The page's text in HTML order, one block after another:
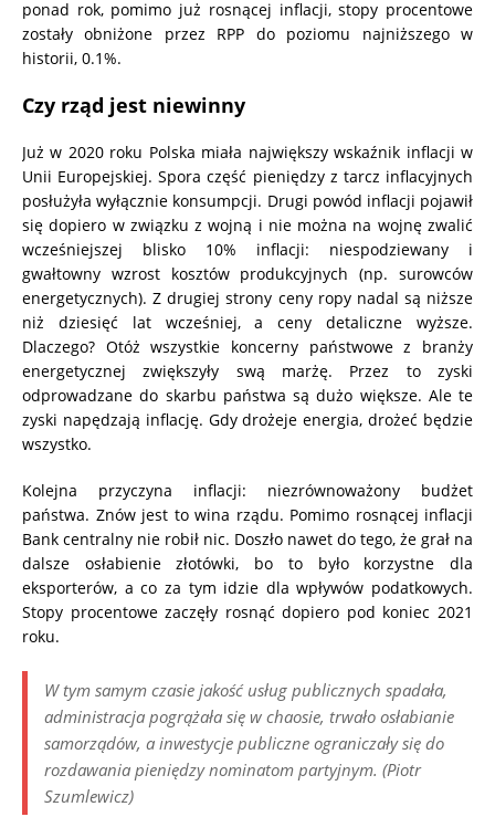
ponad rok, pomimo już rosnącej inflacji, stopy procentowe
zostały obniżone przez RPP do poziomu najniższego w
historii, 0.1%.
Czy rząd jest niewinny
Już w 2020 roku Polska miała największy wskaźnik inflacji w
Unii Europejskiej. Spora część pieniędzy z tarcz inflacyjnych
posłużyła wyłącznie konsumpcji. Drugi powód inflacji pojawił
się dopiero w związku z wojną i nie można na wojnę zwalić
wcześniejszej blisko 10% inflacji: niespodziewany i
gwałtowny wzrost kosztów produkcyjnych (np. surowców
energetycznych). Z drugiej strony ceny ropy nadal są niższe
niż dziesięć lat wcześniej, a ceny detaliczne wyższe.
Dlaczego? Otóż wszystkie koncerny państwowe z branży
energetycznej zwiększyły swą marżę. Przez to zyski
odprowadzane do skarbu państwa są dużo większe. Ale te
zyski napędzają inflację. Gdy drożeje energia, drożeć będzie
wszystko.
Kolejna przyczyna inflacji: niezrównoważony budżet
państwa. Znów jest to wina rządu. Pomimo rosnącej inflacji
Bank centralny nie robił nic. Doszło nawet do tego, że grał na
dalsze osłabienie złotówki, bo to było korzystne dla
eksporterów, a co za tym idzie dla wpływów podatkowych.
Stopy procentowe zaczęły rosnąć dopiero pod koniec 2021
roku.
W tym samym czasie jakość usług publicznych spadała,
administracja pogrążała się w chaosie, trwało osłabianie
samorządów, a inwestycje publiczne ograniczały się do
rozdawania pieniędzy nominatom partyjnym. (Piotr
Szumlewicz)